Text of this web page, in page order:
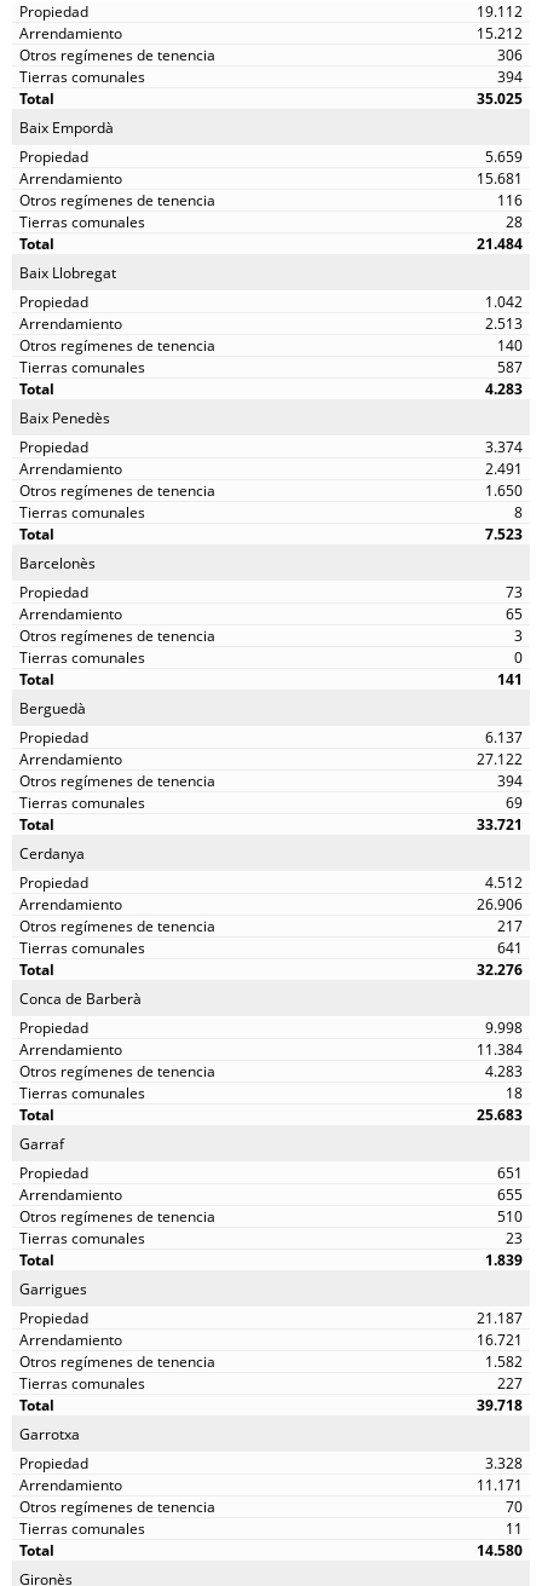
19.112
15.212
306
394
35.025
Baix Empordà
5.659
15.681
116
28
21.484
Baix Llobregat
1.042
2.513
140
587
4.283
Baix Penedès
3.374
2.491
1.650
8
7.523
Barcelonès
73
65
3
0
141
Berguedà
6.137
27.122
394
69
33.721
Cerdanya
4.512
26.906
217
641
32.276
Conca de Barberà
9.998
11.384
4.283
18
25.683
Garraf
651
655
510
23
1.839
Garrigues
21.187
16.721
1.582
227
39.718
Garrotxa
3.328
11.171
70
11
14.580
Gironès